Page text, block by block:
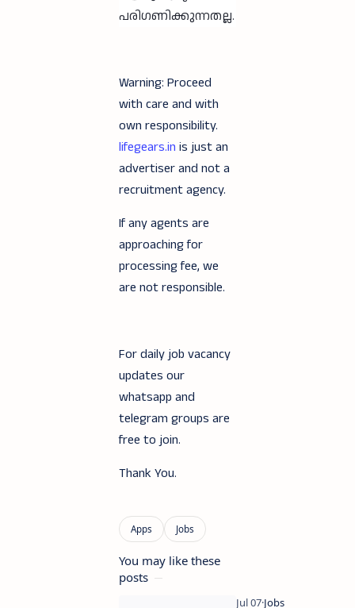
പരിഗണിക്കുന്നതല്ല.
Warning: Proceed
with care and with
own responsibility.
lifegears.in is just an
advertiser and not a
recruitment agency.
If any agents are
approaching for
processing fee, we
are not responsible.
For daily job vacancy
updates our
whatsapp and
telegram groups are
free to join.
Thank You.
You may like these
posts